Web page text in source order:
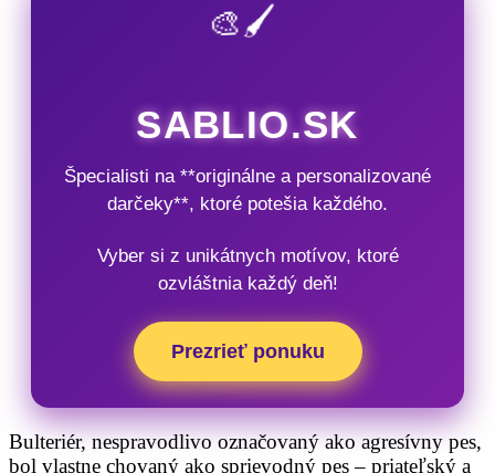
🎨🖌️
SABLIO.SK
Špecialisti na **originálne a personalizované
darčeky**, ktoré potešia každého.
Vyber si z unikátnych motívov, ktoré
ozvláštnia každý deň!
Prezrieť ponuku
Bulteriér, nespravodlivo označovaný ako agresívny pes,
bol vlastne chovaný ako sprievodný pes – priateľský a